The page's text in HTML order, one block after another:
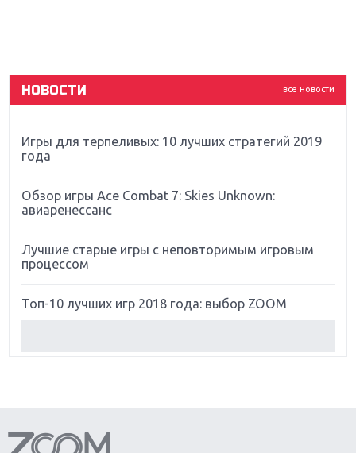
все новости
НОВОСТИ
Far Cry 5: хвалить нельзя ругать
Игры для терпеливых: 10 лучших стратегий 2019
года
Обзор игры Ace Combat 7: Skies Unknown:
авиаренессанс
Лучшие старые игры с неповторимым игровым
процессом
Топ-10 лучших игр 2018 года: выбор ZOOM